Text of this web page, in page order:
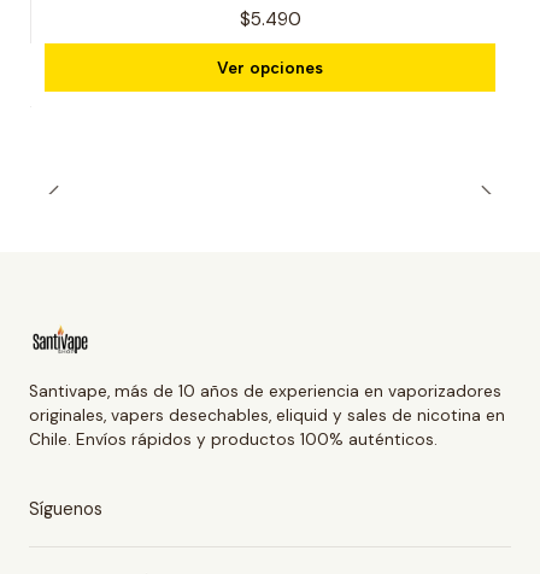
$5.490
Ver opciones
Santivape, más de 10 años de experiencia en vaporizadores
originales, vapers desechables, eliquid y sales de nicotina en
Chile. Envíos rápidos y productos 100% auténticos.
Síguenos